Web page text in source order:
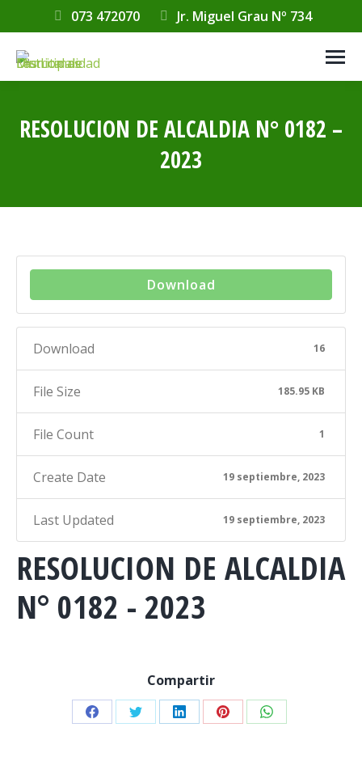
073 472070 Jr. Miguel Grau Nº 734
RESOLUCION DE ALCALDIA N° 0182 –
2023
Download
Download 16
File Size 185.95 KB
File Count 1
Create Date 19 septiembre, 2023
Last Updated 19 septiembre, 2023
RESOLUCION DE ALCALDIA
N° 0182 - 2023
Compartir
Share Share Share Share Share